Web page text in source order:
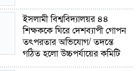
ইসলামী বিশ্ববিদ্যালয়র ৪৪
শিক্ষককে ঘিরে দেশব্যাপী গোপন
তৎপরতার অভিযোগ/ তদন্তে
গঠিত হলো উচ্চপর্যায়ের কমিটি